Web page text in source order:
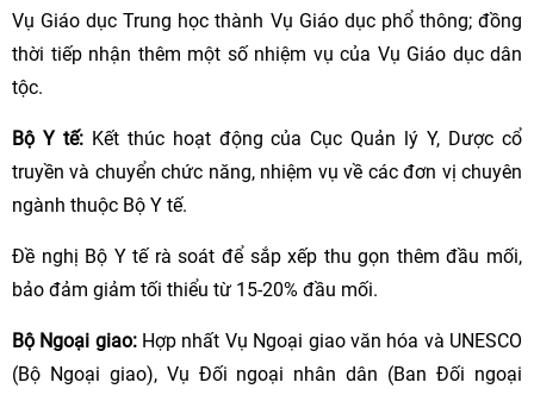
Vụ Giáo dục Trung học thành Vụ Giáo dục phổ thông; đồng
thời tiếp nhận thêm một số nhiệm vụ của Vụ Giáo dục dân
tộc.
Bộ Y tế:Kết thúc hoạt động của Cục Quản lý Y, Dược cổ
truyền và chuyển chức năng, nhiệm vụ về các đơn vị chuyên
ngành thuộc Bộ Y tế.
Đề nghị Bộ Y tế rà soát để sắp xếp thu gọn thêm đầu mối,
bảo đảm giảm tối thiểu từ 15-20% đầu mối.
Bộ Ngoại giao:Hợp nhất Vụ Ngoại giao văn hóa và UNESCO
(Bộ Ngoại giao), Vụ Đối ngoại nhân dân (Ban Đối ngoại